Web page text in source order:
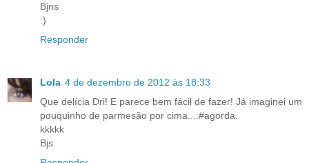
Bjns
:)
Responder
Lola 4 de dezembro de 2012 às 18:33
Que delícia Dri! E parece bem fácil de fazer! Já imaginei um
pouquinho de parmesão por cima....#agorda.
kkkkk
Bjs